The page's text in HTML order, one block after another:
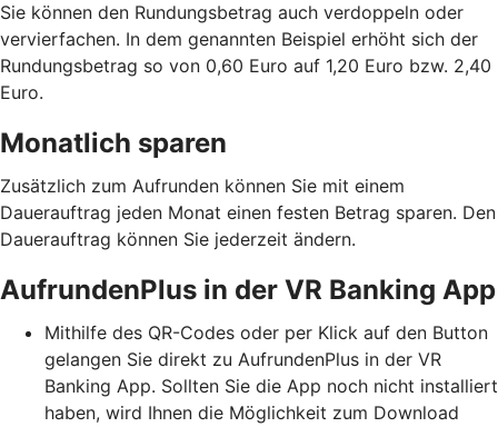
Sie können den Rundungsbetrag auch verdoppeln oder
vervierfachen. In dem genannten Beispiel erhöht sich der
Rundungsbetrag so von 0,60 Euro auf 1,20 Euro bzw. 2,40
Euro.
Monatlich sparen
Zusätzlich zum Aufrunden können Sie mit einem
Dauerauftrag jeden Monat einen festen Betrag sparen. Den
Dauerauftrag können Sie jederzeit ändern.
AufrundenPlus in der VR Banking App
Mithilfe des QR-Codes oder per Klick auf den Button
gelangen Sie direkt zu AufrundenPlus in der VR
Banking App. Sollten Sie die App noch nicht installiert
haben, wird Ihnen die Möglichkeit zum Download